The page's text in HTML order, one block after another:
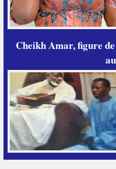
Cheikh Amar, figure